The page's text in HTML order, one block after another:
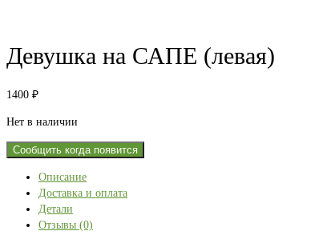
Девушка на САПЕ (левая)
1400 ₽
Нет в наличии
Сообщить когда появится
Описание
Доставка и оплата
Детали
Отзывы (0)